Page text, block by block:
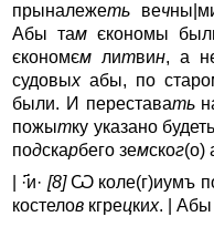
прыналежеть веч
Абы там єкономы
єкономєм литвин, а
судовыхабы, по
были. И переставать
пожытку yказано
подскарбего земског(о)
| ·҃и· [8]Ѡ коле(г)иyмъ
костелов кгрецких. | Абы